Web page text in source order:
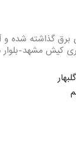
بین معلم64-66